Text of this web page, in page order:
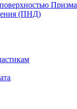
Призма
(ПНД)